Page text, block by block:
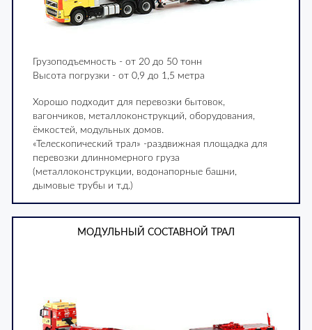
Грузоподъемность - от 20 до 50 тонн
Высота погрузки - от 0,9 до 1,5 метра
Хорошо подходит для перевозки бытовок,
вагончиков, металлоконструкций, оборудования,
ёмкостей, модульных домов.
«Телескопический трал» -раздвижная площадка для
перевозки длинномерного груза
(металлоконструкции, водонапорные башни,
дымовые трубы и т.д.)
МОДУЛЬНЫЙ СОСТАВНОЙ ТРАЛ